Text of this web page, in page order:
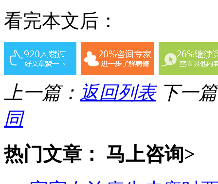
看完本文后：
上一篇： 返回列表 下一
同
热门文章： 马上咨询>